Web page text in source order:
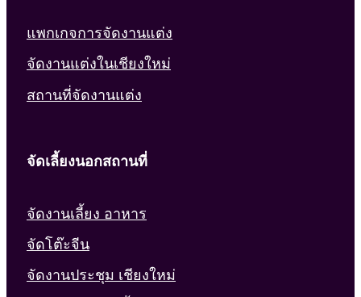
แพกเกจการจัดงานแต่ง
จัดงานแต่งในเชียงใหม่
สถานที่จัดงานแต่ง
จัดเลี้ยงนอกสถานที่
จัดงานเลี้ยง อาหาร
จัดโต๊ะจีน
จัดงานประชุม เชียงใหม่